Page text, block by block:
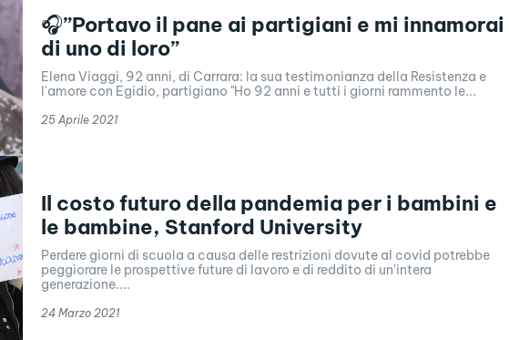
🎧”Portavo il pane ai partigiani e mi innamorai
di uno di loro”
Elena Viaggi, 92 anni, di Carrara: la sua testimonianza della Resistenza e
l'amore con Egidio, partigiano "Ho 92 anni e tutti i giorni rammento le...
25 Aprile 2021
Il costo futuro della pandemia per i bambini e
le bambine, Stanford University
Perdere giorni di scuola a causa delle restrizioni dovute al covid potrebbe
peggiorare le prospettive future di lavoro e di reddito di un'intera
generazione....
24 Marzo 2021